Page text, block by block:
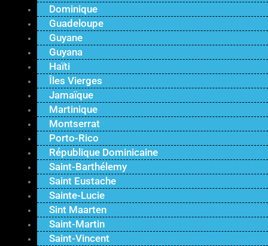
Dominique
Guadeloupe
Guyane
Guyana
Haïti
Îles Vierges
Jamaïque
Martinique
Montserrat
Porto-Rico
République Dominicaine
Saint-Barthélemy
Saint Eustache
Sainte-Lucie
Sint Maarten
Saint-Martin
Saint-Vincent